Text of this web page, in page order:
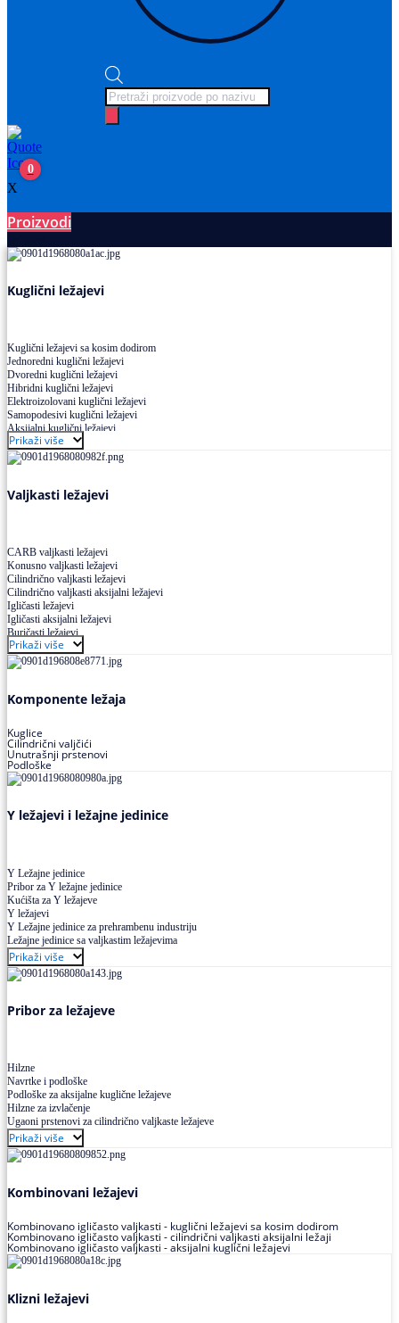
Products
search
0
X
Proizvodi
Kuglični ležajevi
Kuglični ležajevi sa kosim dodirom
Jednoredni kuglični ležajevi
Dvoredni kuglični ležajevi
Hibridni kuglični ležajevi
Elektroizolovani kuglični ležajevi
Samopodesivi kuglični ležajevi
Aksijalni kuglični ležajevi
Kuglični ležajevi od nerđajućeg čelika
Prikaži više
Valjkasti ležajevi
CARB valjkasti ležajevi
Konusno valjkasti ležajevi
Cilindrično valjkasti ležajevi
Cilindrično valjkasti aksijalni ležajevi
Igličasti ležajevi
Igličasti aksijalni ležajevi
Buričasti ležajevi
Buričasti zaptiveni ležajevi
Buričasti aksijalni ležajevi
Prikaži više
Komponente ležaja
Kuglice
Cilindrični valjčići
Unutrašnji prstenovi
Podloške
Y ležajevi i ležajne jedinice
Y Ležajne jedinice
Pribor za Y ležajne jedinice
Kućišta za Y ležajeve
Y ležajevi
Y Ležajne jedinice za prehrambenu industriju
Ležajne jedinice sa valjkastim ležajevima
Prikaži više
Pribor za ležajeve
Hilzne
Navrtke i podloške
Podloške za aksijalne kuglične ležajeve
Hilzne za izvlačenje
Ugaoni prstenovi za cilindrično valjkaste ležajeve
Prikaži više
Kombinovani ležajevi
Kombinovano igličasto valjkasti - kuglični ležajevi sa kosim dodirom
Kombinovano igličasto valjkasti - cilindrični valjkasti aksijalni ležaji
Kombinovano igličasto valjkasti - aksijalni kuglični ležajevi
Klizni ležajevi